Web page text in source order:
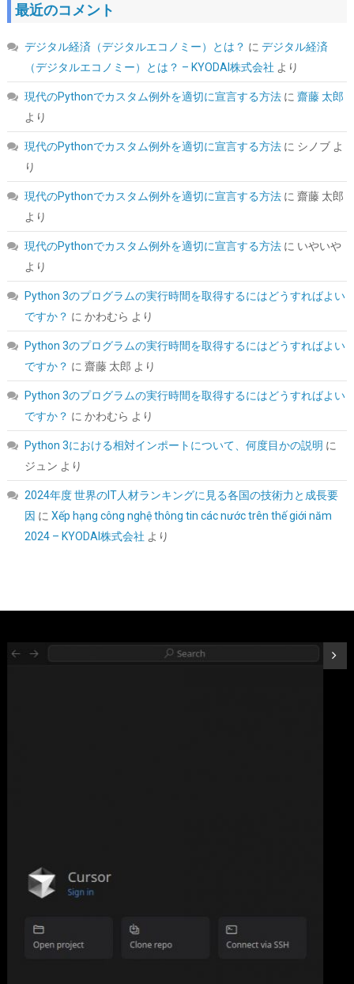
ARCTIC MX-4（スパチュラ付属・4g）– CPU/GPU 用 高性能サー
( 54570114) GBP 6.54 (2026-08-07 04:03 GMT +09:00 時点 -
こちら)
JastBang USB-C HDMIキャプチャーボード 4K入力 1080P録画
UVC対応 低遅延 電源不要 ドライバー不要 | Switch、PS5、PC、
iOS、Androidに対応。OBS Studio、Twitch、YouTubeを使用し
たゲーム実況やライブ配信、会議録画に活用できます。小型軽量
｜日本語取扱説明書付き。
(546393) GBP 7.71 (2026-08-07 04:03 GMT +09:00 時点 - 詳細はこ
ちら)
シー・エフ・デー販売 CFD販売 CFD Standard デスクトップ用 メ
モリ DDR4 3200 (PC4-25600) 16GB×2枚 288pin DIMM 相性保証
はこちら)
最近のコメント
デジタル経済（デジタルエコノミー）とは？ に デジタル経済
（デジタルエコノミー）とは？ – KYODAI株式会社 より
現代のPythonでカスタム例外を適切に宣言する方法に 齋藤 太郎
より
現代のPythonでカスタム例外を適切に宣言する方法に シノブよ
り
現代のPythonでカスタム例外を適切に宣言する方法に 齋藤 太郎
より
現代のPythonでカスタム例外を適切に宣言する方法に いやいや
より
Python 3のプログラムの実行時間を取得するにはどうすればよい
ですか？ に かわむら より
Python 3のプログラムの実行時間を取得するにはどうすればよい
ですか？ に 齋藤 太郎 より
Python 3のプログラムの実行時間を取得するにはどうすればよい
ですか？ に かわむら より
Python 3における相対インポートについて、何度目かの説明 に
ジュン より
2024年度 世界のIT人材ランキングに見る各国の技術力と成長要
因 に Xếp hạng công nghệ thông tin các nước trên thế giới năm
2024 – KYODAI株式会社 より